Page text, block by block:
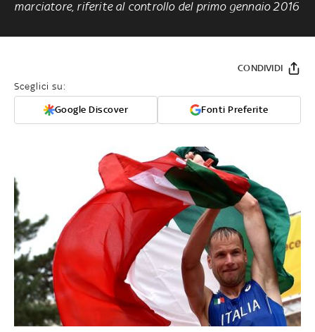
marciatore, riferite al controllo del primo gennaio 2016
Sceglici su:
Google Discover Fonti Preferite
CONDIVIDI